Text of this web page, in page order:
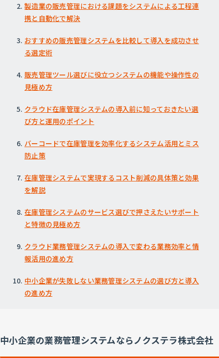
製造業の販売管理における課題をシステムによる工程連
携と自動化で解決
おすすめの販売管理システムを比較して導入を成功させ
る選定術
販売管理ツール選びに役立つシステムの機能や操作性の
見極め方
クラウド在庫管理システムの導入前に知っておきたい選
び方と運用のポイント
バーコードで在庫管理を効率化するシステム活用とミス
防止策
在庫管理システムで実現するコスト削減の具体策と効果
を解説
在庫管理システムのサービス選びで押さえたいサポート
と特徴の見極め方
クラウド業務管理システムの導入で変わる業務効率と情
報活用の進め方
中小企業が失敗しない業務管理システムの選び方と導入
の進め方
中小企業の業務管理システムならノクステラ株式会社